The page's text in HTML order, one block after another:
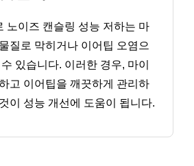
노이즈 캔슬링 성능 저하는 마
질로 막히거나 이어팁 오염으
있습니다. 이러한 경우, 마이
고 이어팁을 깨끗하게 관리하
이 성능 개선에 도움이 됩니다.